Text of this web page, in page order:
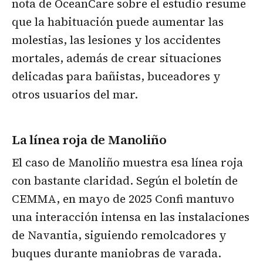
nota de OceanCare sobre el estudio resume
que la habituación puede aumentar las
molestias, las lesiones y los accidentes
mortales, además de crear situaciones
delicadas para bañistas, buceadores y
otros usuarios del mar.
La línea roja de Manoliño
El caso de Manoliño muestra esa línea roja
con bastante claridad. Según el boletín de
CEMMA, en mayo de 2025 Confi mantuvo
una interacción intensa en las instalaciones
de Navantia, siguiendo remolcadores y
buques durante maniobras de varada.